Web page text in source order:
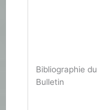
Bibliographie du
Bulletin